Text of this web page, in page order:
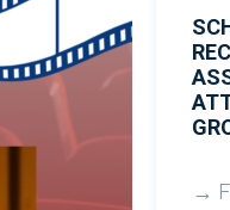
→